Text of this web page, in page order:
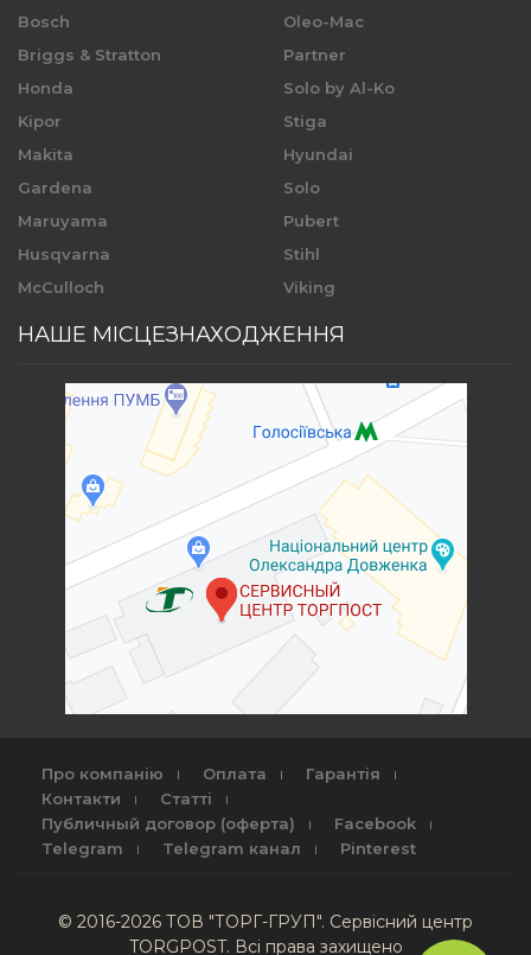
Bosch
Briggs & Stratton
Honda
Kipor
Makita
Gardena
Maruyama
Husqvarna
McCulloch
Oleo-Mac
Partner
Solo by Al-Ko
Stiga
Hyundai
Solo
Pubert
Stihl
Viking
НАШЕ МІСЦЕЗНАХОДЖЕННЯ
Про компанію Оплата
Гарантія
Контакти
Статті
Публичный договор (оферта)
Facebook
Telegram
Telegram канал Pinterest
© 2016-2026 ТОВ "ТОРГ-ГРУП". Сервісний центр
TORGPOST. Всі права захищено